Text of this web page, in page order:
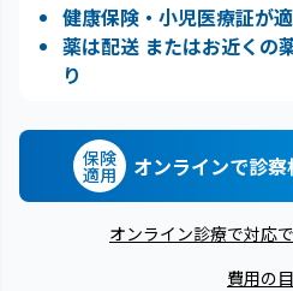
健康保険・小児医療証が
薬は配送 またはお近くの
り
保険
適用 オンラインで診察
オンライン診療で対応
費用の